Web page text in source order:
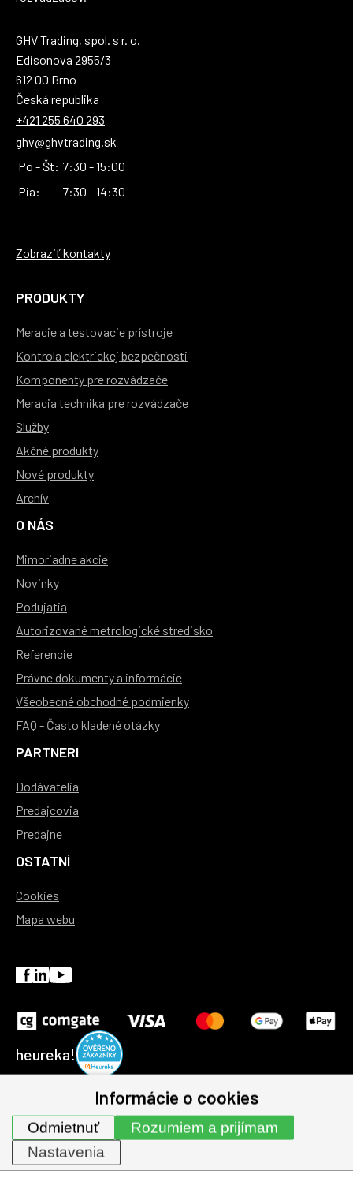
GHV Trading, spol. s r. o.
Edisonova 2955/3
612 00 Brno
Česká republika
+421 255 640 293
ghv@ghvtrading.sk
Po - Št: 7:30 - 15:00
Pia:
7:30 - 14:30
Zobraziť kontakty
PRODUKTY
Meracie a testovacie prístroje
Kontrola elektrickej bezpečnosti
Komponenty pre rozvádzače
Meracia technika pre rozvádzače
Služby
Akčné produkty
Nové produkty
Archív
O NÁS
Mimoriadne akcie
Novinky
Podujatia
Autorizované metrologické stredisko
Referencie
Právne dokumenty a informácie
Všeobecné obchodné podmienky
FAQ - Často kladené otázky
PARTNERI
Dodávatelia
Predajcovia
Predajne
OSTATNÍ
Cookies
Mapa webu
heureka!
© 1991-2026 | GHV Trading, spol. s r.o. všechna práva
vyhrazena.
Informácie o cookies
Rozumiem a prijímam
Odmietnuť
Nastavenia